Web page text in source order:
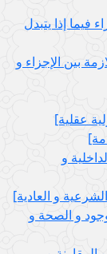
فيما إذا يتبدل
بين الإجزاء و
عقلية]
و
و الصحة و